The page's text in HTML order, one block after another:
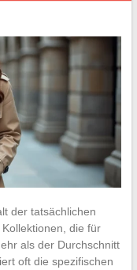
der tatsächlichen
die für
als der Durchschnitt
oft die spezifischen